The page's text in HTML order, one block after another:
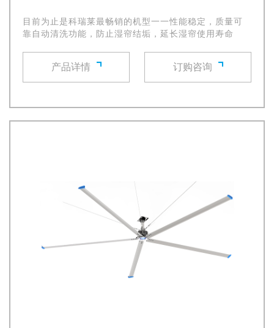
目前为止是科瑞莱最畅销的机型一一性能稳定，质量可
靠自动清洗功能，防止湿帘结垢，延长湿帘使用寿命
产品详情 订购咨询